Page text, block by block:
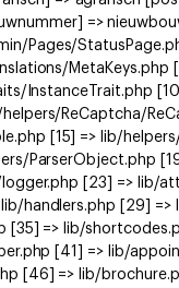
=>
Pages/
InstanceTrait.php
ReCaptcha/
[15] => lib/
ParserObject.php
[23] => lib/
handlers.php [29]
[35] => lib/
[41] => lib/
[46] => lib/